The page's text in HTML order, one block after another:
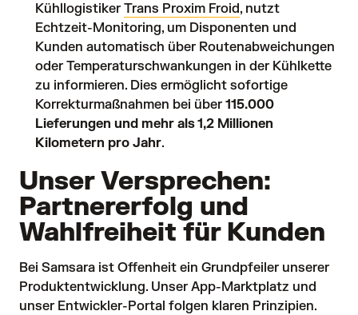
Kühllogistiker Trans Proxim Froid, nutzt
Echtzeit-Monitoring, um Disponenten und
Kunden automatisch über Routenabweichungen
oder Temperaturschwankungen in der Kühlkette
zu informieren. Dies ermöglicht sofortige
Korrekturmaßnahmen bei über 115.000
Lieferungen und mehr als 1,2 Millionen
Kilometern pro Jahr.
Unser Versprechen:
Partnererfolg und
Wahlfreiheit für Kunden
Bei Samsara ist Offenheit ein Grundpfeiler unserer
Produktentwicklung. Unser App-Marktplatz und
unser Entwickler-Portal folgen klaren Prinzipien.